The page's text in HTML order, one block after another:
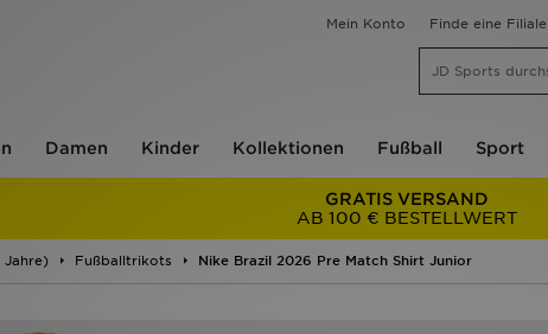
Mein Konto Finde eine Filiale
Damen Kinder Kollektionen Fußball Sport
GRATIS VERSAND
AB 100 € BESTELLWERT
Jahre) Fußballtrikots Nike Brazil 2026 Pre Match Shirt Junior